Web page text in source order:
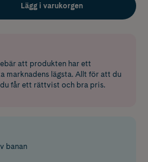
Lägg i varukorgen
att produkten har ett
marknadens lägsta. Allt för att du
får ett rättvist och bra pris.
banan